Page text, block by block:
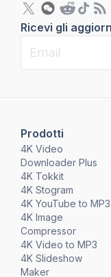
Prodotti
4K Video
Downloader Plus
4K Tokkit
4K Stogram
4K YouTube to MP3
4K Image
Compressor
4K Video to MP3
4K Slideshow
Maker
Ricevi gli